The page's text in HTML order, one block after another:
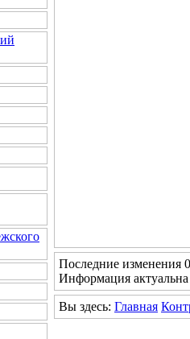
Последние изменения
Информация
Вы здесь: Главная